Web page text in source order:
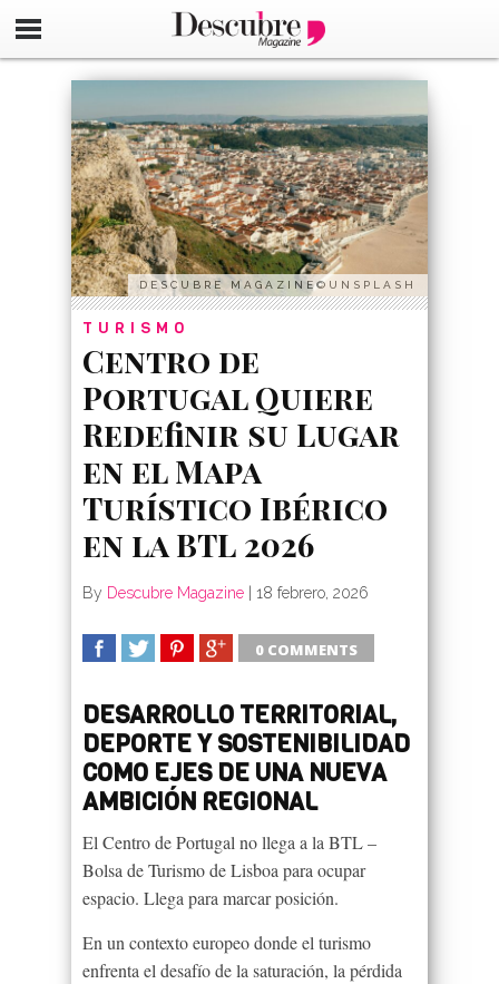
google-site-
DESCUBRE MAGAZINE©UNSPLASH
TURISMO
Centro de
Portugal Quiere
Redefinir su Lugar
en el Mapa
Turístico Ibérico
en la BTL 2026
By Descubre Magazine 18 febrero, 2026
0 COMMENTS
DESARROLLO TERRITORIAL,
DEPORTE Y SOSTENIBILIDAD
COMO EJES DE UNA NUEVA
AMBICIÓN REGIONAL
El Centro de Portugal no llega a la BTL –
Bolsa de Turismo de Lisboa para ocupar
espacio. Llega para marcar posición.
En un contexto europeo donde el turismo
enfrenta el desafío de la saturación, la pérdida